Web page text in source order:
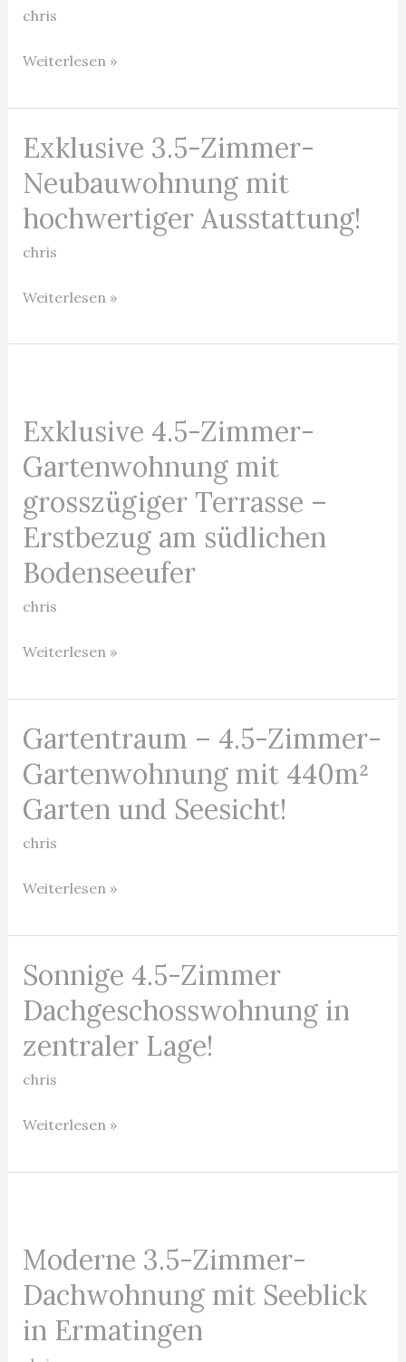
chris
in
TG
Weiterlesen »
Exklusive 3.5-Zimmer-
Neubauwohnung mit
hochwertiger Ausstattung!
chris
Exklusive
Zimmer-
Neubauwohnung
mit
Ausstattung!
Weiterlesen »
Exklusive 4.5-Zimmer-
Gartenwohnung mit
grosszügiger Terrasse –
Erstbezug am südlichen
Bodenseeufer
chris
Zimmer-
Gartenwohnung
mit
grosszügiger
Terrasse
–
Erstbezug
am
Weiterlesen »
Gartentraum – 4.5-Zimmer-
Gartenwohnung mit 440m²
Garten und Seesicht!
chris
Gartentraum
–
4.5-
Zimmer-
Gartenwohnung
440m²
Seesicht!
Weiterlesen »
Sonnige 4.5-Zimmer
Dachgeschosswohnung in
zentraler Lage!
chris
Sonnige
Zimmer
Dachgeschosswohnung
in
Lage!
Weiterlesen »
Moderne 3.5-Zimmer-
Dachwohnung mit Seeblick
in Ermatingen
Zimmer-
Dachwohnung
mit
Seeblick